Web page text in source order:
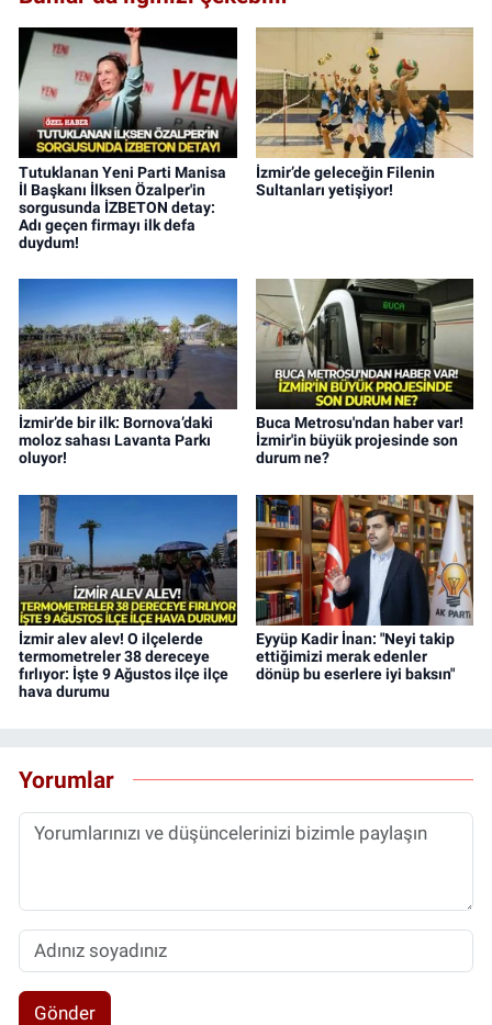
Tutuklanan Yeni Parti Manisa
İl Başkanı İlksen Özalper'in
sorgusunda İZBETON detay:
Adı geçen firmayı ilk defa
duydum!
İzmir’de geleceğin Filenin
Sultanları yetişiyor!
İzmir’de bir ilk: Bornova’daki
moloz sahası Lavanta Parkı
oluyor!
Buca Metrosu'ndan haber var!
İzmir'in büyük projesinde son
durum ne?
İzmir alev alev! O ilçelerde
termometreler 38 dereceye
fırlıyor: İşte 9 Ağustos ilçe ilçe
hava durumu
Eyyüp Kadir İnan: "Neyi takip
ettiğimizi merak edenler
dönüp bu eserlere iyi baksın"
Yorumlar
Gönder